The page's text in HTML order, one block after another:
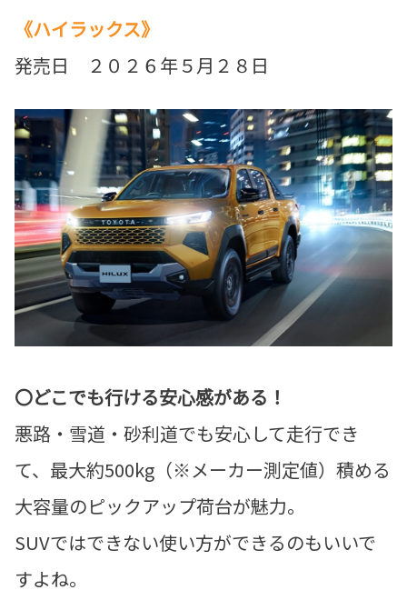
《ハイラックス》
発売日 ２０２６年５月２８日
〇どこでも行ける安心感がある！
悪路・雪道・砂利道でも安心して走行でき
て、最大約500kg（※メーカー測定値）積める
大容量のピックアップ荷台が魅力。
SUVではできない使い方ができるのもいいで
すよね。